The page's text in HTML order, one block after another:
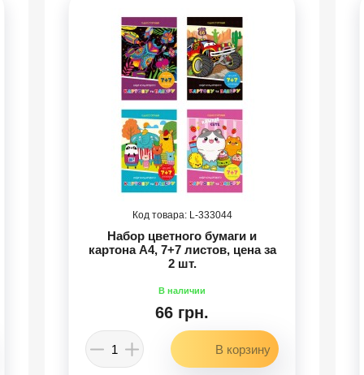
333044
Набор цветного бумаги и
картона А4, 7+7 листов, цена за
2 шт.
66 грн.